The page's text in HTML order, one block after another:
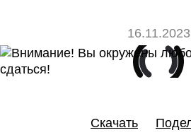
16.11.2023
Скачать